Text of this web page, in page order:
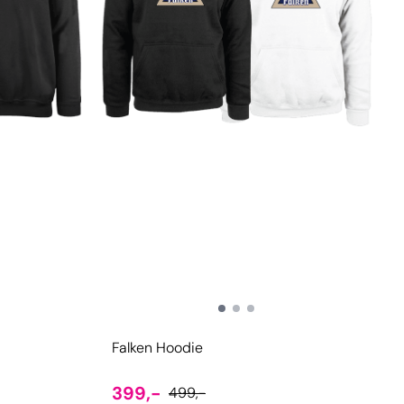
Falken Hoodie
399,- 499,-